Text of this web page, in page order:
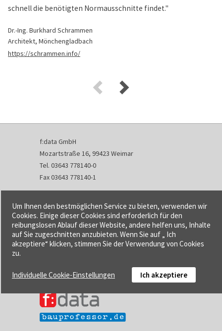
schnell die benötigten Normausschnitte findet."
Dr.-Ing. Burkhard Schrammen
Architekt, Mönchengladbach
https://schrammen.info/
f:data GmbH
Mozartstraße 16, 99423 Weimar
Tel. 03643 778140-0
Fax 03643 778140-1
info@fdata.de
Kontakt
Impressum
Datenschutzerklärung
Urheberrecht und Haftung
Cookie-Einstellungen
Um Ihnen den bestmöglichen Service zu bieten, verwenden wir
Cookies. Einige dieser Cookies sind erforderlich für den
reibungslosen Ablauf dieser Website, andere helfen uns, Inhalte
auf Sie zugeschnitten anzubieten. Wenn Sie auf „ Ich
akzeptiere“ klicken, stimmen Sie der Verwendung von Cookies
zu.
Individuelle Cookie-Einstellungen Ich akzeptiere